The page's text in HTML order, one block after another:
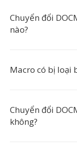
Chuyển đổi
nào?
Macro có bị loại
Chuyển đổi
không?